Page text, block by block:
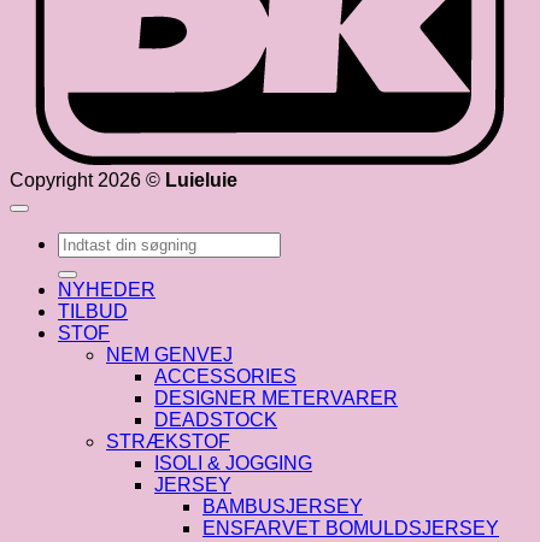
Copyright 2026 © Luieluie
Søg
efter:
NYHEDER
TILBUD
STOF
NEM GENVEJ
ACCESSORIES
DESIGNER METERVARER
DEADSTOCK
STRÆKSTOF
ISOLI & JOGGING
JERSEY
BAMBUSJERSEY
ENSFARVET BOMULDSJERSEY